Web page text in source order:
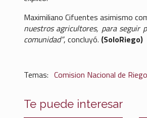
Maximiliano Cifuentes asimismo
nuestros agricultores, para seguir
comunidad”, concluyó. (SoloRiego)
Comision Nacional de Riego
Te puede interesar